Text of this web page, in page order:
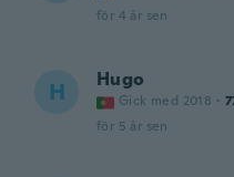
för 4 år sen
H Hugo
Gick med 2018 ·
för 5 år sen